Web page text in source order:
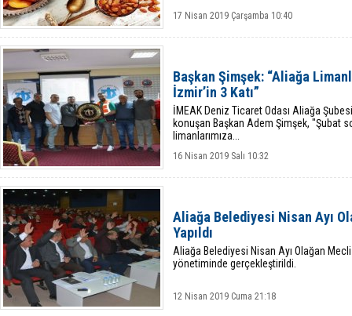
17 Nisan 2019 Çarşamba 10:40
Başkan Şimşek: “Aliağa
İzmir’in 3 Katı”
İMEAK Deniz Ticaret Odası Aliağa
konuşan Başkan Adem Şimşek, "Şubat
limanlarımıza...
16 Nisan 2019 Salı 10:32
Aliağa Belediyesi Nisan Ayı
Yapıldı
Aliağa Belediyesi Nisan Ayı Olağan
yönetiminde gerçekleştirildi.
12 Nisan 2019 Cuma 21:18